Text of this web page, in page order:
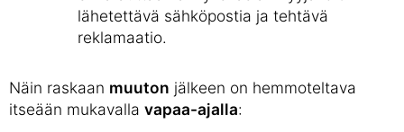
lähetettävä sähköpostia ja tehtävä
reklamaatio.
Näin raskaan muuton jälkeen on hemmoteltava
itseään mukavalla vapaa-ajalla: